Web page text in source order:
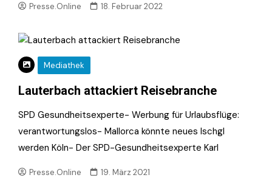
Presse.Online 18. Februar 2022
Mediathek
Lauterbach attackiert Reisebranche
SPD Gesundheitsexperte- Werbung für Urlaubsflüge:
verantwortungslos- Mallorca könnte neues Ischgl
werden Köln- Der SPD-Gesundheitsexperte Karl
Presse.Online 19. März 2021